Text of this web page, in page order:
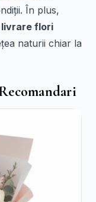
În plus,
livrare flori
naturii chiar la